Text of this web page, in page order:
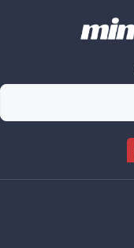
Rechercher